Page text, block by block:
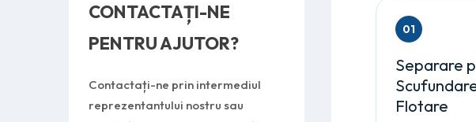
01
Separare
Flotare
CONTACTAȚI-NE
PENTRU AJUTOR?
Contactați-ne prin intermediul
reprezentantului nostru sau